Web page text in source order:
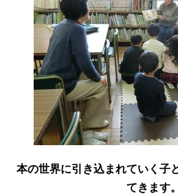
本の世界に引き込まれていく子
てきます。